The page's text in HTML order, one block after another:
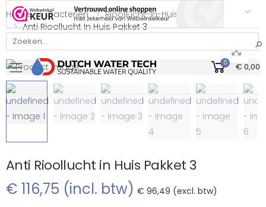
Bekijk onze Webwinkelkeur beoordeling
Toggle mobile menu
0 € 0,00
Home Bacterien
Rioollucht-In-Huis
Anti Rioollucht In Huis Pakket 3
Anti Rioollucht in Huis Pakket 3
€ 116,75 (incl. btw) € 96,49 (excl. btw)